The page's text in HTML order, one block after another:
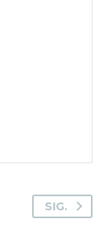
SIG.